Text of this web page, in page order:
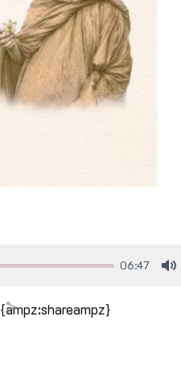
06:47
{ampz:shareampz}